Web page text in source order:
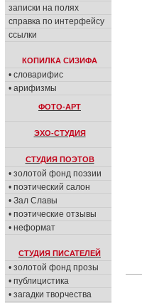
записки на полях
справка по интерфейсу
ссылки
КОПИЛКА СИЗИФА
• словарифис
• арифизмы
ФОТО-АРТ
ЭХО-СТУДИЯ
СТУДИЯ ПОЭТОВ
• золотой фонд поэзии
• поэтический салон
• Зал Славы
• поэтические отзывы
• неформат
СТУДИЯ ПИСАТЕЛЕЙ
• золотой фонд прозы
• публицистика
• загадки творчества